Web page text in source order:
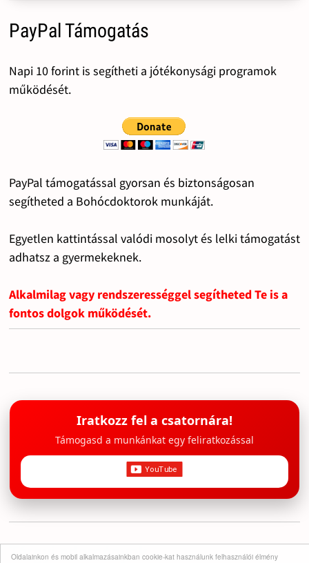
Oldalainkon és mobil alkalmazásainkban cookie-kat használunk felhasználói élmény
PayPal Támogatás
Napi 10 forint is segítheti a jótékonysági programok
működését.
PayPal támogatással gyorsan és biztonságosan
segítheted a Bohócdoktorok munkáját.
Egyetlen kattintással valódi mosolyt és lelki támogatást
adhatsz a gyermekeknek.
Alkalmilag vagy rendszerességgel segítheted Te is a
fontos dolgok működését.
Iratkozz fel a csatornára!
Támogasd a munkánkat egy feliratkozással
Tárgyi adományok